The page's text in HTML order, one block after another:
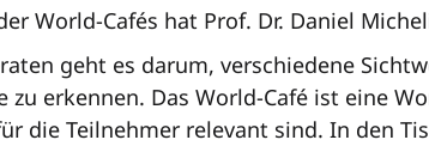
World-Cafés hat Prof. Dr. Daniel
geht es darum, verschiedene
zu erkennen. Das World-Café ist eine
die Teilnehmer relevant sind. In den